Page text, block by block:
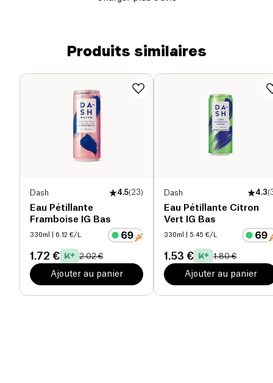
Produits similaires
Dash 4.5(23)
Eau Pétillante
Framboise IG Bas
330ml | 6.12 €/L
1.72 € 2.02 €
Ajouter au panier
Dash 4.3(
Eau Pétillante Citron
Vert IG Bas
330ml | 5.45 €/L
1.53 € 1.80 €
Ajouter au panier